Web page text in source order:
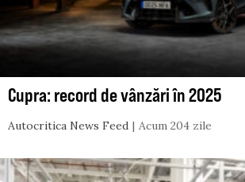
Cupra: record de vânzări în 2025
Autocritica News Feed Acum 204 zile